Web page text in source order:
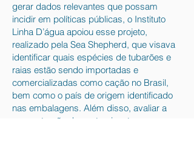
gerar dados relevantes que possam
incidir em políticas públicas, o Instituto
Linha D’água apoiou esse projeto,
realizado pela Sea Shepherd, que visava
identificar quais espécies de tubarões e
raias estão sendo importadas e
comercializadas como cação no Brasil,
bem como o país de origem identificado
nas embalagens. Além disso, avaliar a
concentração de contaminantes na carne